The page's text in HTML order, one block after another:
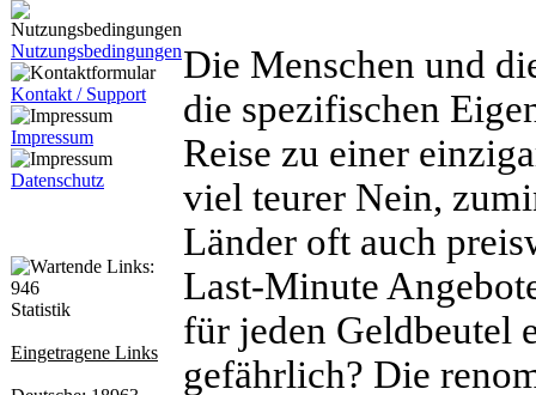
Nutzungsbedingungen
Kontakt / Support
Impressum
Datenschutz
Statistik
Eingetragene Links
Die Menschen und
die spezifischen
Reise zu einer
viel teurer Nein,
Länder oft auch
Last-Minute
für jeden Geldbeutel
gefährlich? Die